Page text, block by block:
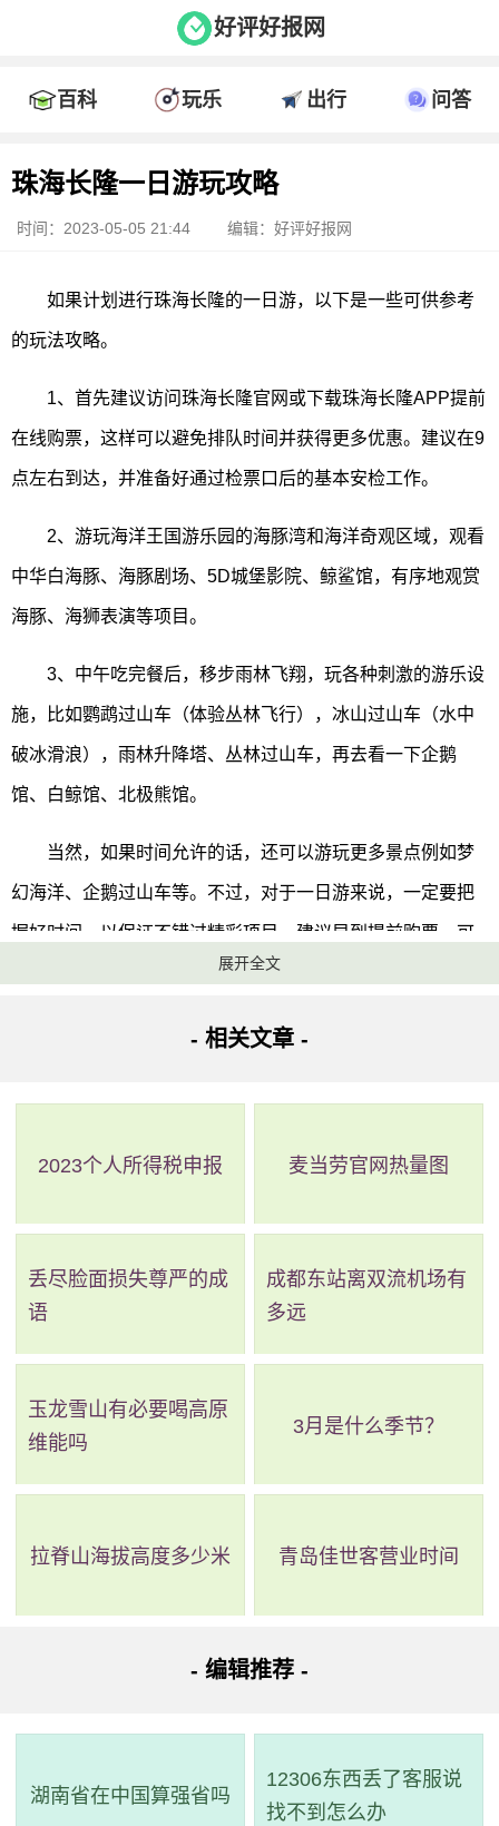
好评好报网
百科 玩乐 出行 问答
珠海长隆一日游玩攻略
时间：2023-05-05 21:44 编辑：好评好报网
如果计划进行珠海长隆的一日游，以下是一些可供参考
的玩法攻略。
1、首先建议访问珠海长隆官网或下载珠海长隆APP提前
在线购票，这样可以避免排队时间并获得更多优惠。建议在9
点左右到达，并准备好通过检票口后的基本安检工作。
2、游玩海洋王国游乐园的海豚湾和海洋奇观区域，观看
中华白海豚、海豚剧场、5D城堡影院、鲸鲨馆，有序地观赏
海豚、海狮表演等项目。
3、中午吃完餐后，移步雨林飞翔，玩各种刺激的游乐设
施，比如鹦鹉过山车（体验丛林飞行），冰山过山车（水中
破冰滑浪），雨林升降塔、丛林过山车，再去看一下企鹅
馆、白鲸馆、北极熊馆。
当然，如果时间允许的话，还可以游玩更多景点例如梦
幻海洋、企鹅过山车等。不过，对于一日游来说，一定要把
握好时间，以保证不错过精彩项目。建议早到提前购票，可
适当利用班车（需收费）和步行路线的组合方式，以最佳的
展开全文
- 相关文章 -
2023个人所得税申报 麦当劳官网热量图
丢尽脸面损失尊严的成
语
成都东站离双流机场有
多远
玉龙雪山有必要喝高原
维能吗
3月是什么季节？
拉脊山海拔高度多少米 青岛佳世客营业时间
- 编辑推荐 -
湖南省在中国算强省吗
12306东西丢了客服说
找不到怎么办